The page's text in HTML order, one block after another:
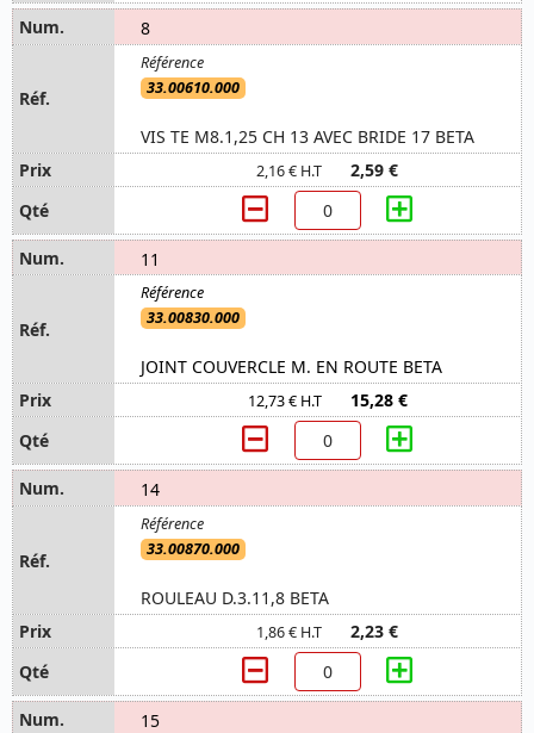
8
33.00610.000
VIS TE M8.1,25 CH 13 AVEC BRIDE 17 BETA
2,16 € H.T 2,59 €
11
33.00830.000
JOINT COUVERCLE M. EN ROUTE BETA
12,73 € H.T 15,28 €
14
33.00870.000
ROULEAU D.3.11,8 BETA
1,86 € H.T 2,23 €
15